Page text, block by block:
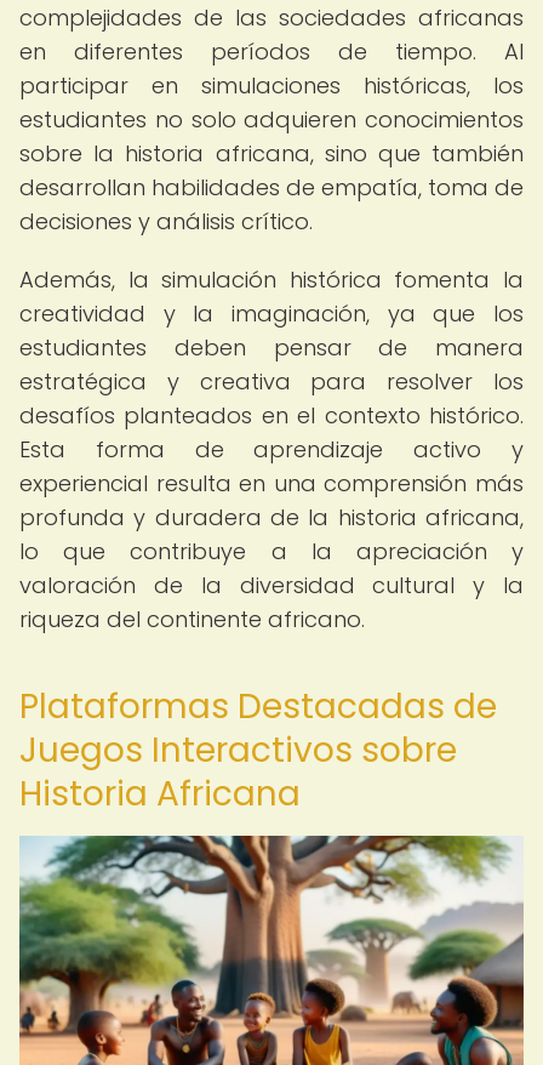
complejidades de las sociedades africanas
en diferentes períodos de tiempo. Al
participar en simulaciones históricas, los
estudiantes no solo adquieren conocimientos
sobre la historia africana, sino que también
desarrollan habilidades de empatía, toma de
decisiones y análisis crítico.
Además, la simulación histórica fomenta la
creatividad y la imaginación, ya que los
estudiantes deben pensar de manera
estratégica y creativa para resolver los
desafíos planteados en el contexto histórico.
Esta forma de aprendizaje activo y
experiencial resulta en una comprensión más
profunda y duradera de la historia africana,
lo que contribuye a la apreciación y
valoración de la diversidad cultural y la
riqueza del continente africano.
Plataformas Destacadas de
Juegos Interactivos sobre
Historia Africana